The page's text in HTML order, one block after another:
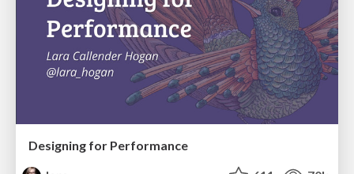
Designing for Performance